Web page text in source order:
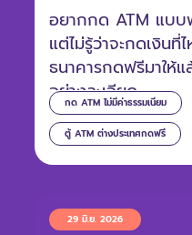
กด ATM ไม่มีค่าธรรมเนียม
ตู้ ATM ต่างประเทศกดฟรี
อยากกด ATM แบบ
แต่ไม่รู้ว่าจะกดเงินที่
ธนาคารกดฟรีมาให้
อย่างละเอียด
29 มิ.ย. 2026